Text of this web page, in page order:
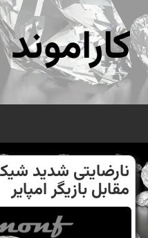
کاراموند
نارضایتی شدید
مقابل بازیگر امپایر